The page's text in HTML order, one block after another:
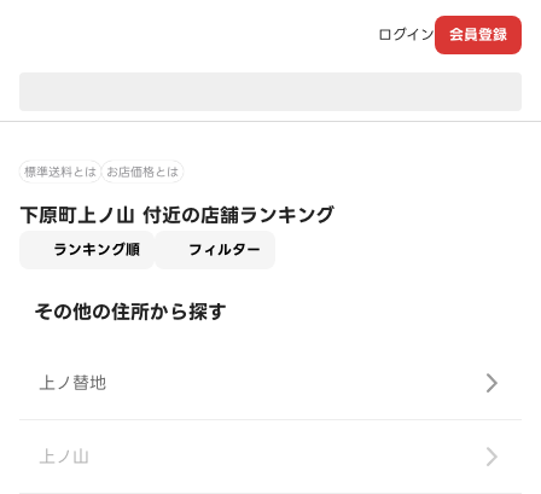
ログイン 会員登録
標準送料とは お店価格とは
下原町上ノ山 付近の店舗ランキング
ランキング順 フィルター
その他の住所から探す
上ノ替地
上ノ山